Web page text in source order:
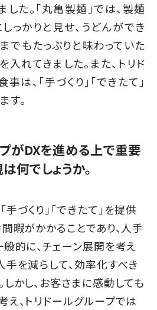
た。「丸亀製麺」では、製麺
っかりと見せ、うどんができ
でもたっぷりと味わっていた
れてきました。また、トリド
は、「手づくり」「できたて」
す。
がDXを進める上で重要
何でしょうか。
づくり」「できたて」を提供
暇がかかることであり、人手
般的に、チェーン展開を考え
手を減らして、効率化すべき
かし、お客さまに感動しても
え、トリドールグループでは